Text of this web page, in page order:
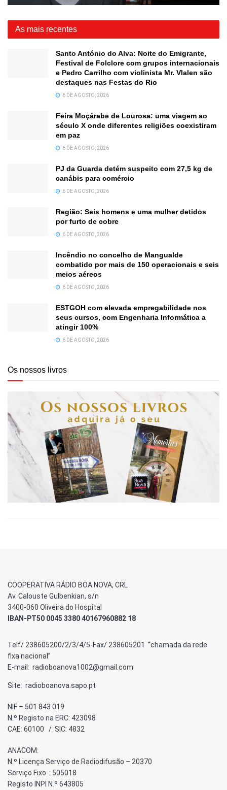
As mais recentes
Santo António do Alva: Noite do Emigrante,
Festival de Folclore com grupos internacionais
e Pedro Carrilho com violinista Mr. Vlalen são
destaques nas Festas do Rio
6 DE AGOSTO, 2026
Feira Moçárabe de Lourosa: uma viagem ao
século X onde diferentes religiões coexistiram
em paz
6 DE AGOSTO, 2026
PJ da Guarda detém suspeito com 27,5 kg de
canábis para comércio
6 DE AGOSTO, 2026
Região: Seis homens e uma mulher detidos
por furto de cobre
6 DE AGOSTO, 2026
Incêndio no concelho de Mangualde
combatido por mais de 150 operacionais e seis
meios aéreos
6 DE AGOSTO, 2026
ESTGOH com elevada empregabilidade nos
seus cursos, com Engenharia Informática a
atingir 100%
6 DE AGOSTO, 2026
Os nossos livros
COOPERATIVA RÁDIO BOA NOVA, CRL
Av. Calouste Gulbenkian, s/n
3400-060 Oliveira do Hospital
IBAN-PT50 0045 3380 40167960882 18
Telf/ 238605200/2/3/4/5-Fax/ 238605201 “chamada da rede
fixa nacional”
E-mail: radioboanova1002@gmail.com
Site: radioboanova.sapo.pt
NIF – 501 843 019
N.º Registo na ERC: 423098
CAE: 60100 / SIC: 4832
ANACOM:
N.º Licença Serviço de Radiodifusão – 20370
Serviço Fixo : 505018
Registo INPI N.º 643805